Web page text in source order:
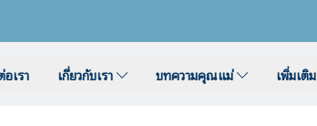
เรา เกี่ยวกับเรา บทความคุณแม่ เพิ่มเติม